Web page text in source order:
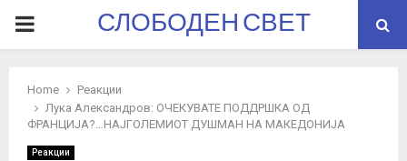
PRIMARYСЛОБОДЕН СВЕТ
Home
Реакции
Лука Александров: ОЧЕКУВАТЕ ПОДДРШКА ОД
ФРАНЦИЈА?…НАЈГОЛЕМИОТ ДУШМАН НА МАКЕДОНИЈА
Реакции